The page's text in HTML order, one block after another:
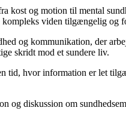
kost og motion til mental
viden tilgængelig og
og kommunikation, der
skridt mod et sundere liv.
tid, hvor information er let
og diskussion om